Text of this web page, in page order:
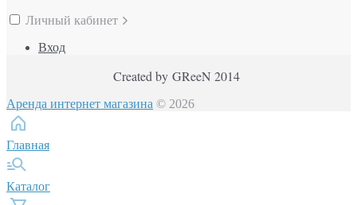
Личный кабинет
Вход
Created by GReeN 2014
Аренда интернет магазина © 2026
Главная
Каталог